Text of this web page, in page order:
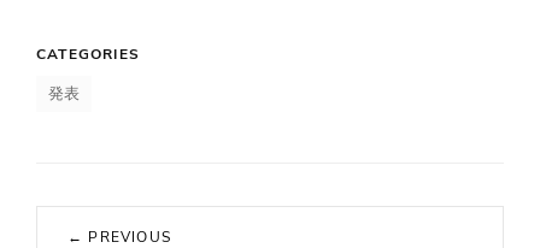
CATEGORIES
発表
投 ← PREVIOUS